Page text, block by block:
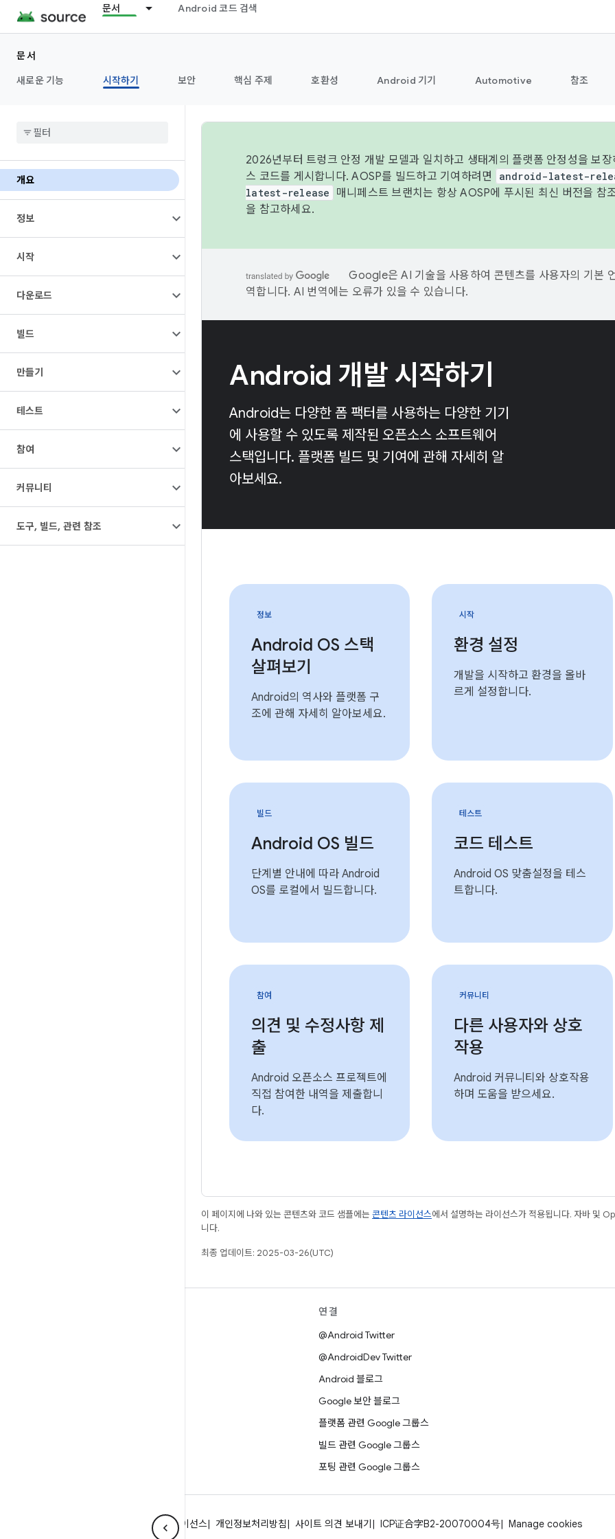
문서 Android 코드 검색
문서
새로운 기능
시작하기 보안 핵심 주제 호환성 Android 기기 Automotive 참조
개요
정보
시작
다운로드
빌드
만들기
테스트
참여
커뮤니티
도구, 빌드, 관련 참조
2026년부터 트렁크 안정 개발 모델과 일치하고 생태계의 플랫폼 안정성을 보
스 코드를 게시합니다. AOSP를 빌드하고 기여하려면
android-latest-
latest-release
매니페스트 브랜치는 항상 AOSP에 푸시된 최신 버전을 참
을 참고하세요.
Google은 AI 기술을 사용하여 콘텐츠를 사용자의 기본
역합니다. AI 번역에는 오류가 있을 수 있습니다.
Android 개발 시작하기
Android는 다양한 폼 팩터를 사용하는 다양한 기기
에 사용할 수 있도록 제작된 오픈소스 소프트웨어
스택입니다. 플랫폼 빌드 및 기여에 관해 자세히 알
아보세요.
정보
Android OS 스택
살펴보기
Android의 역사와 플랫폼 구
조에 관해 자세히 알아보세요.
시작
환경 설정
개발을 시작하고 환경을 올바
르게 설정합니다.
빌드
Android OS 빌드
단계별 안내에 따라 Android
OS를 로컬에서 빌드합니다.
테스트
코드 테스트
Android OS 맞춤설정을 테스
트합니다.
참여
의견 및 수정사항 제
출
Android 오픈소스 프로젝트에
직접 참여한 내역을 제출합니
다.
커뮤니티
다른 사용자와 상호
작용
Android 커뮤니티와 상호작용
하며 도움을 받으세요.
이 페이지에 나와 있는 콘텐츠와 코드 샘플에는 콘텐츠 라이선스에서 설명하는 라이선스가 적용됩니다. 자바 및
니다.
최종 업데이트: 2025-03-26(UTC)
연결
@Android Twitter
@AndroidDev Twitter
Android 블로그
Google 보안 블로그
플랫폼 관련 Google 그룹스
빌드 관련 Google 그룹스
포팅 관련 Google 그룹스
법률 조항 라이선스 개인정보처리방침 사이트 의견 보내기 ICP证合字B2-20070004号 Manage cookies